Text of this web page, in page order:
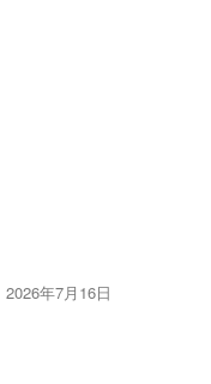
2026年7月16日